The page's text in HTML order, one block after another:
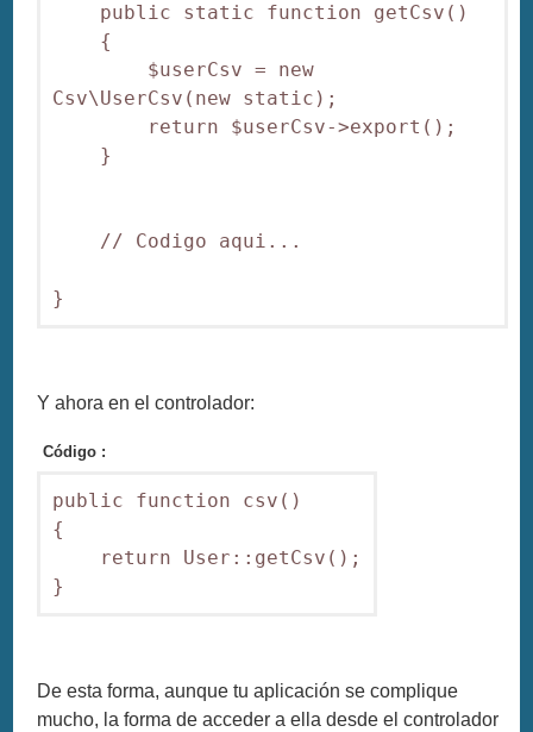
public static function getCsv()
{
$userCsv = new
Csv\UserCsv(new static);
return $userCsv->export();
}
// Codigo aqui...
Y ahora en el controlador:
Código :
public function csv()
{
return User::getCsv();
De esta forma, aunque tu aplicación se complique
mucho, la forma de acceder a ella desde el controlador